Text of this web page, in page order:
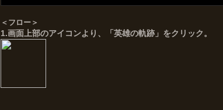
＜フロー＞
1.画面上部のアイコンより、「英雄の軌跡」をクリック。